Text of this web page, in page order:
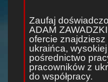
Zaufaj
ADAM
ofercie znajdziesz
ukraińca,
pośrednictwo
pracowników z
do współpracy.